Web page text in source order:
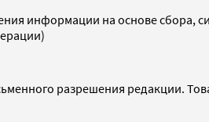
информации на основе сбора,
разрешения редакции.